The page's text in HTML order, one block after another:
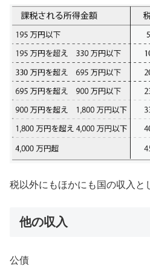
税以外にもほかにも国の収入と
他の収入
公債